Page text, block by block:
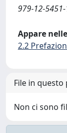
979-12-
Appare
2.2
File in
Non ci sono